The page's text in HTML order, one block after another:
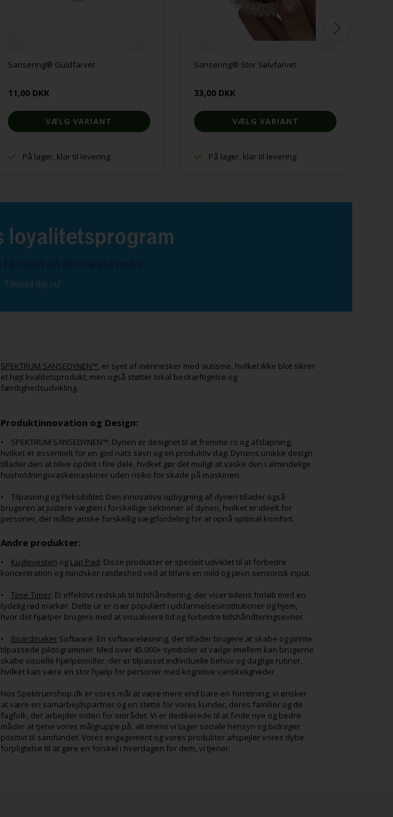
Sansering® Guldfarvet
11,00 DKK
VÆLG VARIANT
På lager, klar til levering
Sansering® Stor Sølvfarvet
33,00 DKK
VÆLG VARIANT
På lager, klar til levering
SPEKTRUM SANSEDYNEN™, er syet af mennesker med autisme, hvilket ikke blot sikrer
et højt kvalitetsprodukt, men også støtter lokal beskæftigelse og
færdighedsudvikling.
Produktinnovation og Design:
• SPEKTRUM SANSEDYNEN™: Dynen er designet til at fremme ro og afslapning,
hvilket er essentielt for en god nats søvn og en produktiv dag. Dynens unikke design
tillader den at blive opdelt i fire dele, hvilket gør det muligt at vaske den i almindelige
husholdningsvaskemaskiner uden risiko for skade på maskinen.
• Tilpasning og Fleksibilitet: Den innovative opbygning af dynen tillader også
brugeren at justere vægten i forskellige sektioner af dynen, hvilket er ideelt for
personer, der måtte ønske forskellig vægtfordeling for at opnå optimal komfort.
Andre produkter:
• Kuglevesten og Lap Pad: Disse produkter er specielt udviklet til at forbedre
koncentration og mindsker rastløshed ved at tilføre en mild og jævn sensorisk input.
•Time Timer: Et effektivt redskab til tidshåndtering, der viser tidens forløb med en
tydelig rød markør. Dette ur er især populært i uddannelsesinstitutioner og hjem,
hvor det hjælper brugere med at visualisere tid og forbedre tidshåndteringsevner.
• Boardmaker Software: En softwareløsning, der tillader brugere at skabe og printe
tilpassede piktogrammer. Med over 45.000+ symboler at vælge imellem kan brugerne
skabe visuelle hjælpemidler, der er tilpasset individuelle behov og daglige rutiner,
hvilket kan være en stor hjælp for personer med kognitive vanskeligheder.
Hos Spektrumshop.dk er vores mål at være mere end bare en forretning; vi ønsker
at være en samarbejdspartner og en støtte for vores kunder, deres familier og de
fagfolk, der arbejder inden for området. Vi er dedikerede til at finde nye og bedre
måder at tjene vores målgruppe på, alt imens vi tager sociale hensyn og bidrager
positivt til samfundet. Vores engagement og vores produkter afspejler vores dybe
forpligtelse til at gøre en forskel i hverdagen for dem, vi tjener.